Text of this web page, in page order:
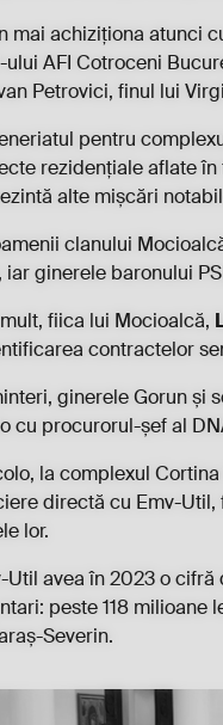
mai achiziționa atunci
ului AFI Cotroceni
Petrovici, finul lui
pentru
rezidențiale aflate
alte mișcări
clanului
iar ginerele baronului
fiica lui Mocioalcă,
contractelor
ginerele Gorun și
cu procurorul-șef al
la complexul
directă cu Emv-
lor.
Util avea în 2023 o
peste 118
Severin.